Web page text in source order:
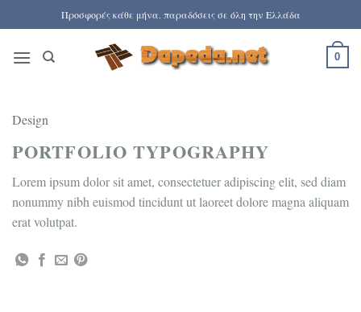
στο
περιεχόμενο
Προσφορές κάθε μήνα. παραδόσεις σε όλη την Ελλάδα
0
Design
PORTFOLIO TYPOGRAPHY
Lorem ipsum dolor sit amet, consectetuer adipiscing elit, sed diam
nonummy nibh euismod tincidunt ut laoreet dolore magna aliquam
erat volutpat.